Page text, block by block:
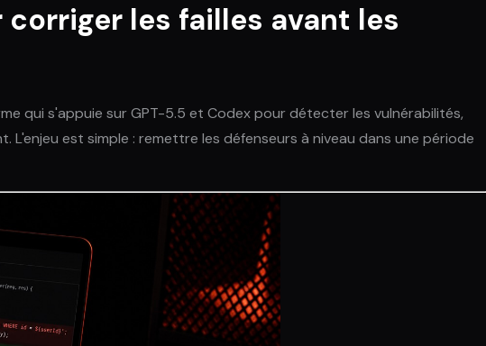
les failles avant les
qui s'appuie sur GPT-5.5 et Codex pour détecter les vulnérabilités,
est simple : remettre les défenseurs à niveau dans une période